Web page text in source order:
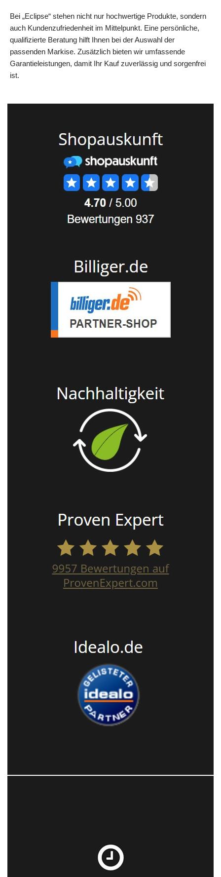
Bei „Eclipse“ stehen nicht nur hochwertige Produkte, sondern
auch Kundenzufriedenheit im Mittelpunkt. Eine persönliche,
qualifizierte Beratung hilft Ihnen bei der Auswahl der
passenden Markise. Zusätzlich bieten wir umfassende
Garantieleistungen, damit Ihr Kauf zuverlässig und sorgenfrei
ist.